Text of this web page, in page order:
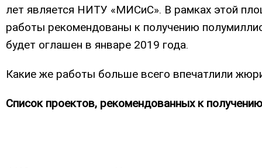
лет является НИТУ «МИСиС». В рамках этой
работы рекомендованы к получению
будет оглашен в январе 2019 года.
Какие же работы больше всего впечатлили
Список проектов, рекомендованных к